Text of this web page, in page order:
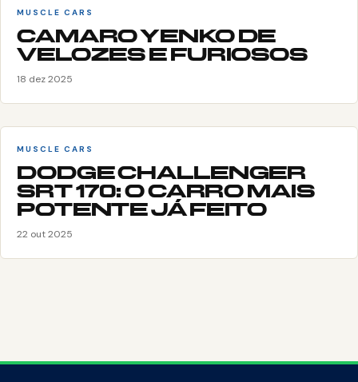
MUSCLE CARS
CAMARO YENKO DE
VELOZES E FURIOSOS
18 dez 2025
MUSCLE CARS
DODGE CHALLENGER
SRT 170: O CARRO MAIS
POTENTE JÁ FEITO
22 out 2025